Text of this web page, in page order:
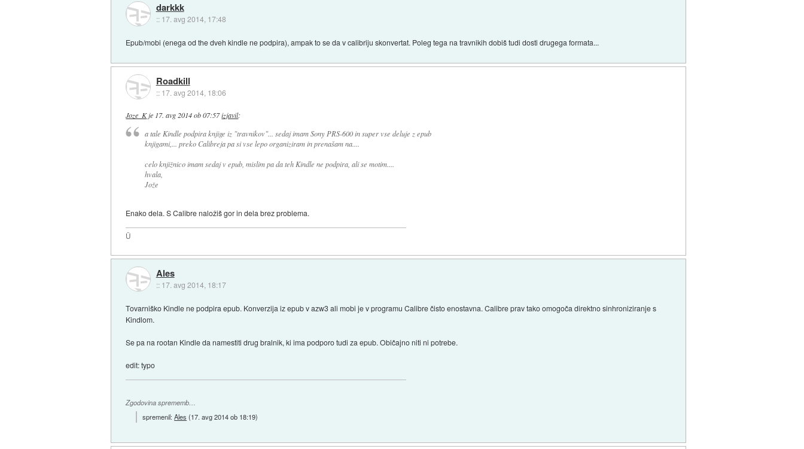
darkkk
:: 17. avg 2014, 17:48
Epub/mobi (enega od the dveh kindle ne podpira), ampak to se da v calibriju skonvertat. Poleg tega na travnikih dobiš tudi dosti drugega formata...
Roadkill
:: 17. avg 2014, 18:06
Joze_Kje 17. avg 2014 ob 07:57izjavil:
a tale Kindle podpira knjige iz "travnikov"... sedaj imam Sony PRS-600 in super vse deluje z epub
knjigami,... preko Calibreja pa si vse lepo organiziram in prenašam na....
celo knjižnico imam sedaj v epub, mislim pa da teh Kindle ne podpira, ali se motim....
hvala,
Jože
Enako dela. S Calibre naložiš gor in dela brez problema.
Ü
Ales
:: 17. avg 2014, 18:17
Tovarniško Kindle ne podpira epub. Konverzija iz epub v azw3 ali mobi je v programu Calibre čisto enostavna. Calibre prav tako omogoča direktno sinhroniziranje s
Kindlom.
Se pa na rootan Kindle da namestiti drug bralnik, ki ima podporo tudi za epub. Običajno niti ni potrebe.
edit: typo
Zgodovina sprememb…
spremenil:Ales (17. avg 2014 ob 18:19)